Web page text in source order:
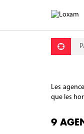
Les
que les
9